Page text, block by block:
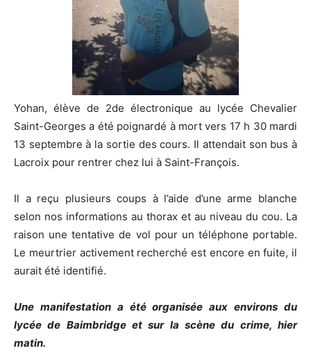
Yohan, élève de 2de électronique au lycée Chevalier
Saint-Georges a été poignardé à mort vers 17 h 30 mardi
13 septembre à la sortie des cours. Il attendait son bus à
Lacroix pour rentrer chez lui à Saint-François.
Il a reçu plusieurs coups à l’aide d’une arme blanche
selon nos informations au thorax et au niveau du cou. La
raison une tentative de vol pour un téléphone portable.
Le meurtrier activement recherché est encore en fuite, il
aurait été identifié.
Une manifestation a été organisée aux environs du
lycée de Baimbridge et sur la scène du crime, hier
matin.